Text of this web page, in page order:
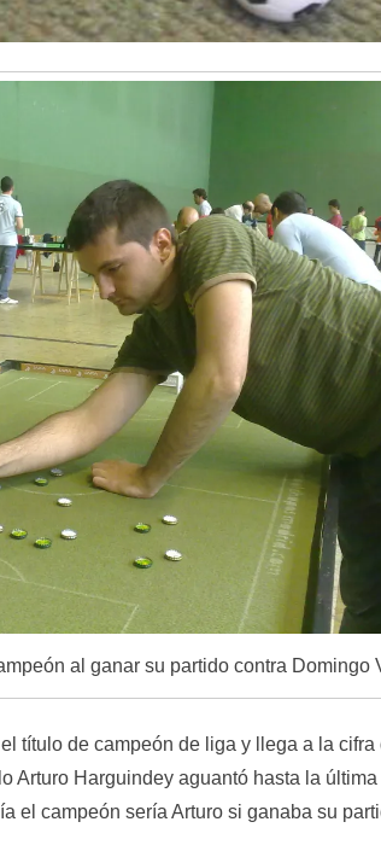
al ganar su partido contra Domingo
título de campeón de liga y llega a la
Harguindey aguantó hasta la
el campeón sería Arturo si ganaba su